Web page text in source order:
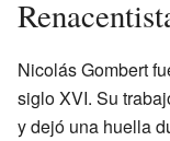
Nicolás Gombert
siglo XVI. Su
y dejó una huella